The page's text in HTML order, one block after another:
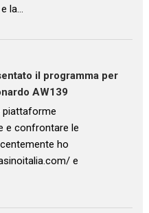
la…
il programma per
AW139
piattaforme
e confrontare le
ho
e